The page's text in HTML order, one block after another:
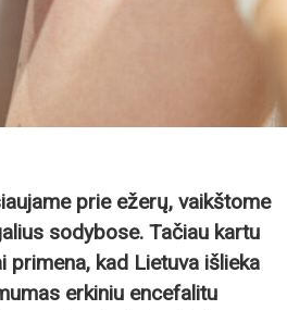
prie ežerų, vaikštome
sodybose. Tačiau kartu
primena, kad Lietuva išlieka
erkiniu encefalitu